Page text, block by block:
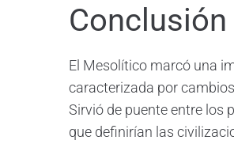
Conclusión
El Mesolítico marcó una
caracterizada por
Sirvió de puente entre los
que definirían las